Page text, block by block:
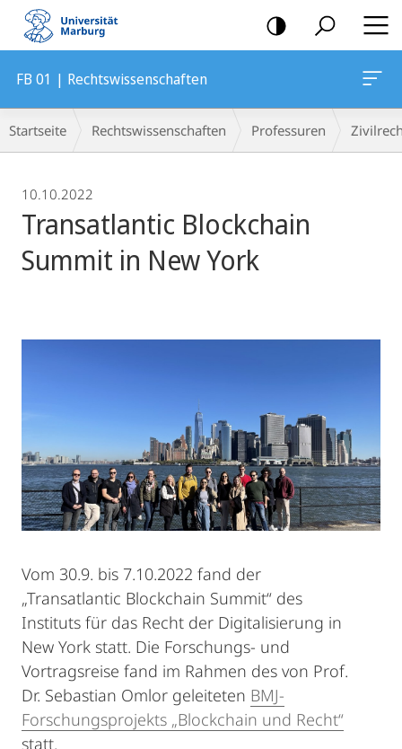
Mobile-
Navigation
FB 01 | Rechtswissenschaften
Breadcrumb-
Navigation
Startseite Rechtswissenschaften Professuren
10.10.2022
Transatlantic Blockchain
Summit in New York
Vom 30.9. bis 7.10.2022 fand der
„Transatlantic Blockchain Summit“ des
Instituts für das Recht der Digitalisierung in
New York statt. Die Forschungs- und
Vortragsreise fand im Rahmen des von Prof.
Dr. Sebastian Omlor geleiteten BMJ-
Forschungsprojekts „Blockchain und Recht“
statt.